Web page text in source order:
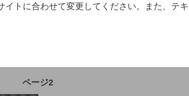
トに合わせて変更してください。また、テ
ページ2